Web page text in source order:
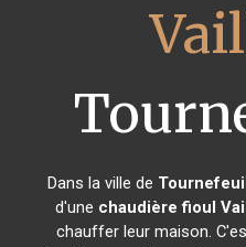
Dans la ville de
d'une chaudière fioul
chauffer leur maison.